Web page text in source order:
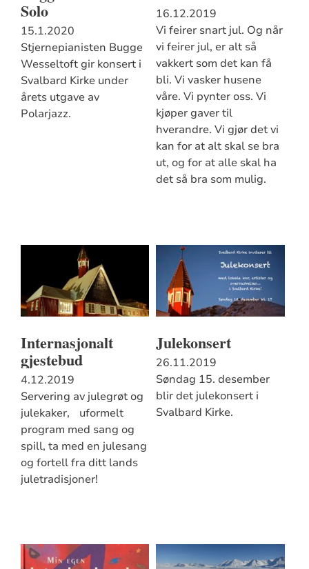
Solo
15.1.2020
Stjernepianisten Bugge
Wesseltoft gir konsert i
Svalbard Kirke under
årets utgave av
Polarjazz.
16.12.2019
Vi feirer snart jul. Og når
vi feirer jul, er alt så
vakkert som det kan få
bli. Vi vasker husene
våre. Vi pynter oss. Vi
kjøper gaver til
hverandre. Vi gjør det vi
kan for at alt skal se bra
ut, og for at alle skal ha
det så bra som mulig.
Internasjonalt
gjestebud
4.12.2019
Servering av julegrøt og
julekaker, uformelt
program med sang og
spill, ta med en julesang
og fortell fra ditt lands
juletradisjoner!
Julekonsert
26.11.2019
Søndag 15. desember
blir det julekonsert i
Svalbard Kirke.